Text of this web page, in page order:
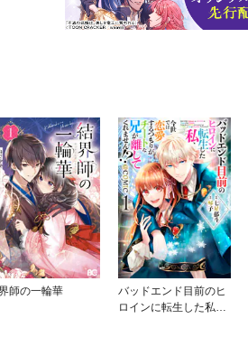
師の一輪華
バッドエンド目前のヒ
ロインに転生した私、